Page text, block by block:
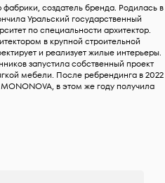
создатель бренда. Родилась в
Уральский государственный
по специальности архитектор.
в крупной строительной
и реализует жилые интерьеры.
запустила собственный проект
мебели. После ребрендинга в 2022
в этом же году получила